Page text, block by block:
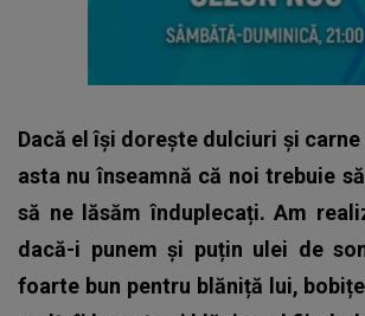
Dacă el își dorește dulciuri și
asta nu înseamnă că noi trebuie
să ne lăsăm înduplecați. Am
dacă-i punem și puțin ulei de
foarte bun pentru blăniță lui,